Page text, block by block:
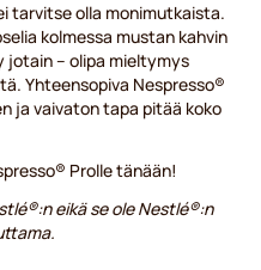
tarvitse olla monimutkaista.
kolmessa mustan kahvin
jotain – olipa mieltymys
Yhteensopiva Nespresso®
ja vaivaton tapa pitää koko
Prolle tänään!
eikä se ole Nestlé®:n